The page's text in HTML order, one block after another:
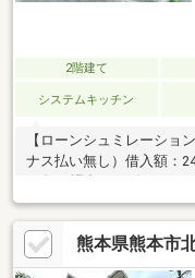
2階建て
システムキッチン
【ローンシュミレーショ
ナス払い無し）借入額：
事動線。☆お掃除がしや
きでバーベキューなどで
ーム内容～・水回り全新
替・テレビモニターホン
熊本県熊本市